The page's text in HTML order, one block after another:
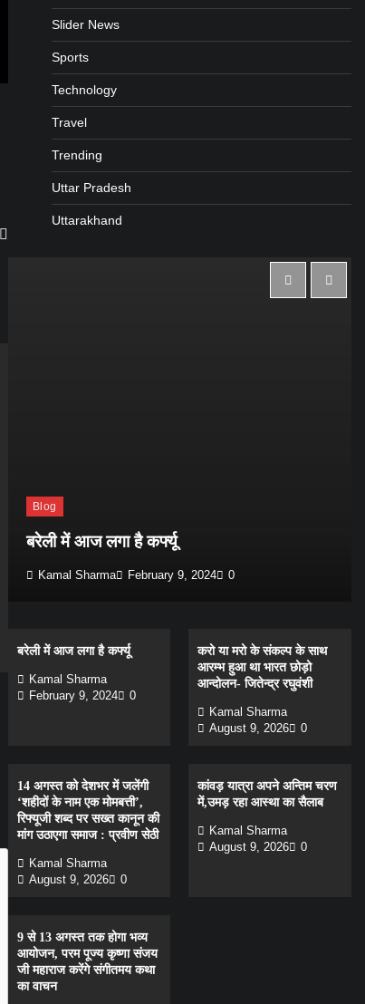
Slider News
Sports
Technology
Travel
Trending
Uttar Pradesh
Uttarakhand
Blog
बरेली में आज लगा है कर्फ्यू
Kamal Sharma February 9, 2024 0
बरेली में आज लगा है कर्फ्यू
Kamal Sharma
February 9, 2024
0
करो या मरो के संकल्प के साथ
आरम्भ हुआ था भारत छोड़ो
आन्दोलन- जितेन्द्र रघुवंशी
Kamal Sharma
August 9, 2026
0
14 अगस्त को देशभर में जलेंगी
‘शहीदों के नाम एक मोमबत्ती’,
रिफ्यूजी शब्द पर सख्त कानून की
मांग उठाएगा समाज : प्रवीण सेठी
Kamal Sharma
August 9, 2026
0
कांवड़ यात्रा अपने अन्तिम चरण
में,उमड़ रहा आस्था का सैलाब
Kamal Sharma
August 9, 2026
0
9 से 13 अगस्त तक होगा भव्य
आयोजन, परम पूज्य कृष्णा संजय
जी महाराज करेंगे संगीतमय कथा
का वाचन